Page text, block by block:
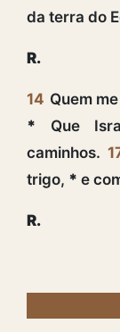
da terra do
R.
14 Quem
* Que
caminhos.
trigo, * e
R.